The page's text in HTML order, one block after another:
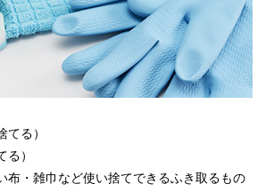
てる）
る）
布・雑巾など使い捨てできるふき取るもの